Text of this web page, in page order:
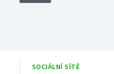
SOCIÁLNÍ SÍTĚ